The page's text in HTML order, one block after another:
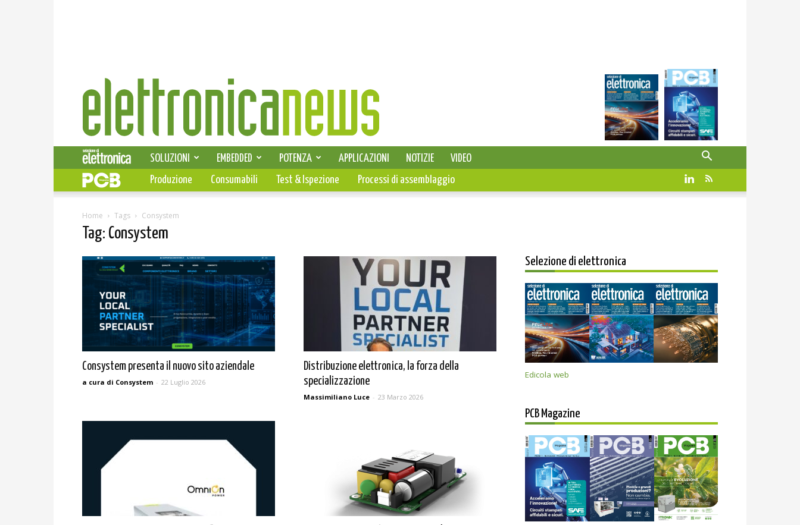
Elettronica
News
SELEZIONE DI ELETTRONICA
SOLUZIONI EMBEDDED POTENZA APPLICAZIONI NOTIZIE
VIDEO
PCB
Produzione Consumabili Test & Ispezione Processi di assemblaggio
Home Tags Consystem
Tag: Consystem
Consystem presenta il nuovo sito aziendale
a cura di Consystem - 22 Luglio 2026
Distribuzione elettronica, la forza della
specializzazione
Massimiliano Luce - 23 Marzo 2026
Selezione di elettronica
Edicola web
PCB Magazine